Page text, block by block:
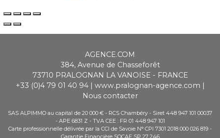
AGENCE.COM
384, Avenue de Chasseforêt
73710 PRALOGNAN LA VANOISE - FRANCE
+33 (0)4 79 01 40 94| www.pralognan-agence.com |
Nous contacter
SAS ALPIMMO au capital de 20 000 € - RCS Chambéry - Siret 448 947 101 00037
- APE 6831 Z - TVA CEE : FR 01 448 947 101
Carte professionnelle délivrée par la CCI de Savoie N° CPI 7301 2018 000 026 819 -